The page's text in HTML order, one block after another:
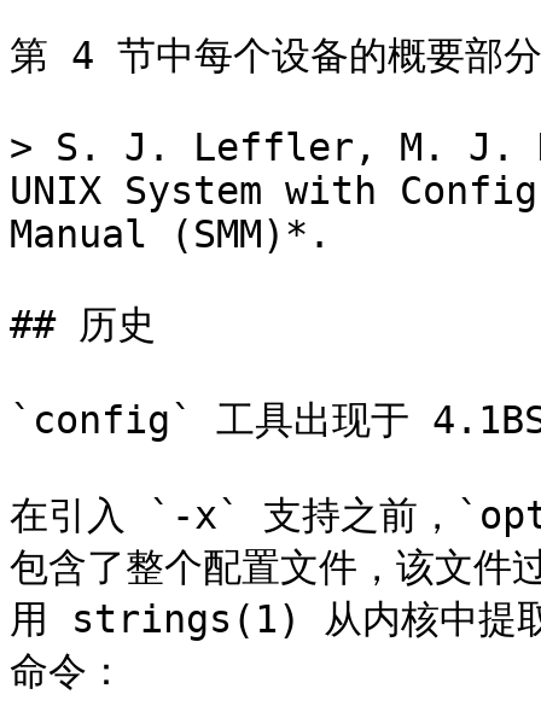
第 4 节中每个设备的概要部
> S. J. Leffler, M. J.
UNIX System with
Manual (SMM)*.
## 历史
`config` 工具出现于
在引入 `-x` 支持之前，
包含了整个配置文件，该文件
用 strings(1) 从内核中提取
命令：